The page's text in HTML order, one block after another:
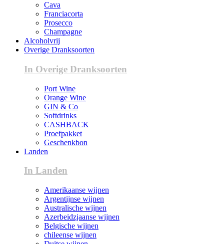
Cava
Franciacorta
Prosecco
Champagne
Alcoholvrij
Overige Dranksoorten
In Overige Dranksoorten
Port Wine
Orange Wine
GIN & Co
Softdrinks
CASHBACK
Proefpakket
Geschenkbon
Landen
In Landen
Amerikaanse wijnen
Argentijnse wijnen
Australische wijnen
Azerbeidzjaanse wijnen
Belgische wijnen
chileense wijnen